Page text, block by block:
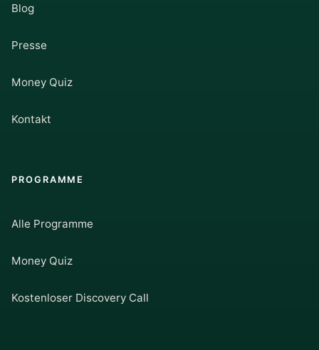
Blog
Presse
Money Quiz
Kontakt
PROGRAMME
Alle Programme
Money Quiz
Kostenloser Discovery Call